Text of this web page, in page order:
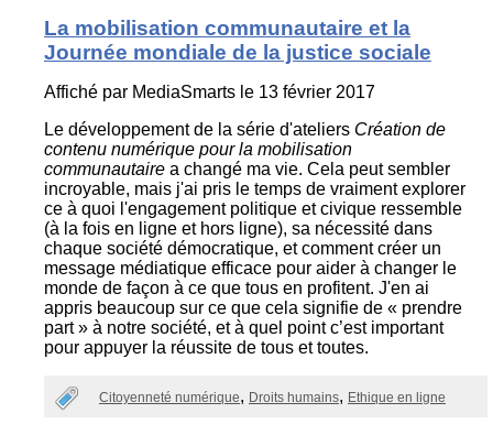
La mobilisation communautaire et la
Journée mondiale de la justice sociale
Affiché par MediaSmarts le 13 février 2017
Le développement de la série d'ateliers Création de
contenu numérique pour la mobilisation
communautaire a changé ma vie. Cela peut sembler
incroyable, mais j'ai pris le temps de vraiment explorer
ce à quoi l'engagement politique et civique ressemble
(à la fois en ligne et hors ligne), sa nécessité dans
chaque société démocratique, et comment créer un
message médiatique efficace pour aider à changer le
monde de façon à ce que tous en profitent. J'en ai
appris beaucoup sur ce que cela signifie de « prendre
part » à notre société, et à quel point c’est important
pour appuyer la réussite de tous et toutes.
Citoyenneté numérique Droits humains Ethique en ligne